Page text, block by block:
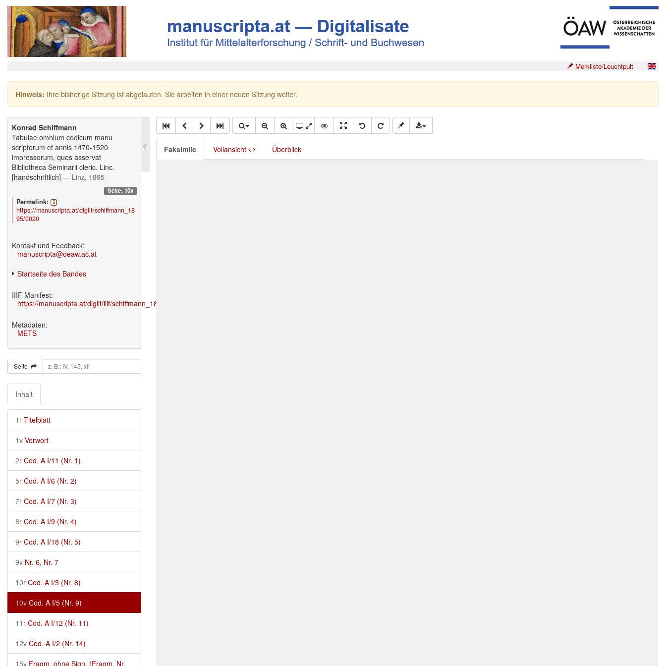
Merkliste/Leuchtpult
Hinweis: Ihre bisherige Sitzung ist abgelaufen. Sie arbeiten in einer neuen Sitzung weiter.
Konrad Schiffmann
Tabulae omnium codicum manu
scriptorum et annis 1470-1520
impressorum, quos asservat
Bibliotheca Seminarii cleric. Linc.
[handschriftlich] — Linz, 1895
Seite: 10v
Permalink:
https://manuscripta.at/diglit/schiffmann_18
95/0020
Kontakt und Feedback:
manuscripta@oeaw.ac.at
Startseite des Bandes
IIIF Manifest:
https://manuscripta.at/diglit/iiif/schiffmann_1895/manifest.json
Metadaten:
METS
Seite
Inhalt
1r Titelblatt
1v Vorwort
2r Cod. A I/11 (Nr. 1)
5r Cod. A I/6 (Nr. 2)
7r Cod. A I/7 (Nr. 3)
8r Cod. A I/9 (Nr. 4)
9r Cod. A I/18 (Nr. 5)
9v Nr. 6, Nr. 7
10r Cod. A I/3 (Nr. 8)
10v Cod. A I/5 (Nr. 9)
11r Cod. A I/12 (Nr. 11)
12v Cod. A I/2 (Nr. 14)
15v Fragm. ohne Sign. (Fragm. Nr.
Faksimile Vollansicht Überblick